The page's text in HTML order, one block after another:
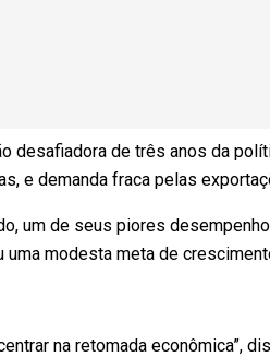
desafiadora de três anos da
e demanda fraca pelas
um de seus piores
modesta meta de
na retomada econômica”,